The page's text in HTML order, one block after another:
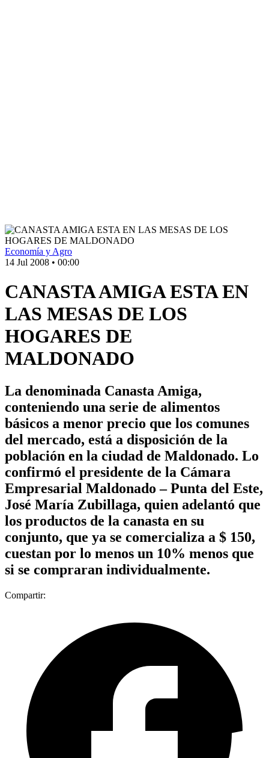
Economía y Agro
14 Jul 2008 • 00:00
CANASTA AMIGA ESTA EN
LAS MESAS DE LOS
HOGARES DE
MALDONADO
La denominada Canasta Amiga,
conteniendo una serie de alimentos
básicos a menor precio que los comunes
del mercado, está a disposición de la
población en la ciudad de Maldonado. Lo
confirmó el presidente de la Cámara
Empresarial Maldonado – Punta del Este,
José María Zubillaga, quien adelantó que
los productos de la canasta en su
conjunto, que ya se comercializa a $ 150,
cuestan por lo menos un 10% menos que
si se compraran individualmente.
Compartir: